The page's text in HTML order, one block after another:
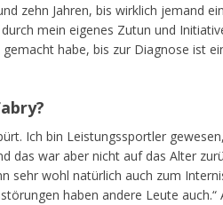
zehn Jahren, bis wirklich jemand
mein eigenes Zutun und
habe, bis zur Diagnose ist
Ich bin Leistungssportler
das war aber nicht auf das Alter
sehr wohl natürlich auch zum
haben andere Leute auch.“